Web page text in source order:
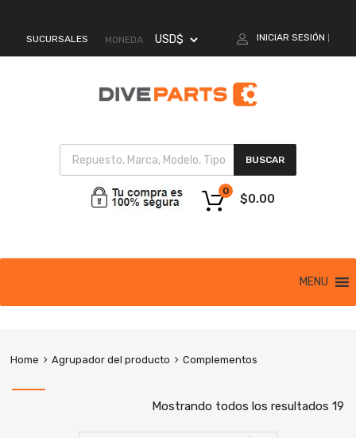
SUCURSALES MONEDA INICIAR SESIÓN
BUSCAR
$0.00
0
MENU
Home Agrupador del producto Complementos
Mostrando todos los resultados 19